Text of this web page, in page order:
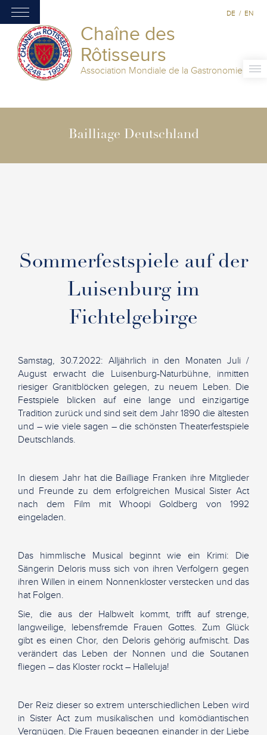
Chaîne des
Rôtisseurs
Association Mondiale de la Gastronomie
DE / EN
Bailliage Deutschland
Sommerfestspiele auf der
Luisenburg im
Fichtelgebirge
Samstag, 30.7.2022: Alljährlich in den Monaten Juli /
August erwacht die Luisenburg-Naturbühne, inmitten
riesiger Granitblöcken gelegen, zu neuem Leben. Die
Festspiele blicken auf eine lange und einzigartige
Tradition zurück und sind seit dem Jahr 1890 die ältesten
und – wie viele sagen – die schönsten Theaterfestspiele
Deutschlands.
In diesem Jahr hat die Bailliage Franken ihre Mitglieder
und Freunde zu dem erfolgreichen Musical Sister Act
nach dem Film mit Whoopi Goldberg von 1992
eingeladen.
Das himmlische Musical beginnt wie ein Krimi: Die
Sängerin Deloris muss sich von ihren Verfolgern gegen
ihren Willen in einem Nonnenkloster verstecken und das
hat Folgen.
Sie, die aus der Halbwelt kommt, trifft auf strenge,
langweilige, lebensfremde Frauen Gottes. Zum Glück
gibt es einen Chor, den Deloris gehörig aufmischt. Das
verändert das Leben der Nonnen und die Soutanen
fliegen – das Kloster rockt – Halleluja!
Der Reiz dieser so extrem unterschiedlichen Leben wird
in Sister Act zum musikalischen und komödiantischen
Vergnügen. Die Frauen begegnen einander in der Liebe